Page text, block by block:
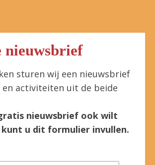
nieuwsbrief
sturen wij een nieuwsbrief
en activiteiten uit de beide
nieuwsbrief ook wilt
u dit formulier invullen.